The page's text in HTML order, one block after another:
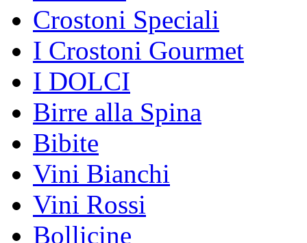
Crostoni Speciali
I Crostoni Gourmet
I DOLCI
Birre alla Spina
Bibite
Vini Bianchi
Vini Rossi
Bollicine